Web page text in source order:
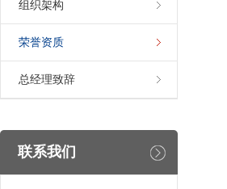
组织架构
荣誉资质
总经理致辞
联系我们